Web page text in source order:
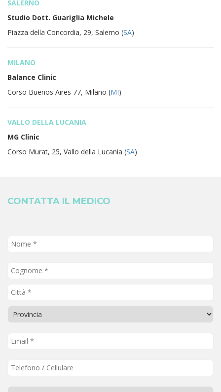
SALERNO
Studio Dott. Guariglia Michele
Piazza della Concordia, 29, Salerno (SA)
MILANO
Balance Clinic
Corso Buenos Aires 77, Milano (MI)
VALLO DELLA LUCANIA
MG Clinic
Corso Murat, 25, Vallo della Lucania (SA)
CONTATTA IL MEDICO